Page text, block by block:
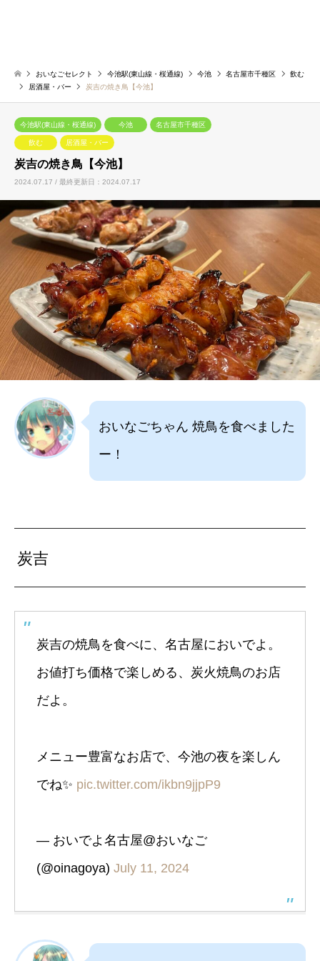
おいなごセレクト 今池駅(東山線・桜通線) 今池 名古屋市千種区
飲む
居酒屋・バー
炭吉の焼き鳥【今池】
今池駅(東山線・桜通線) 今池 名古屋市千種区
飲む 居酒屋・バー
炭吉の焼き鳥【今池】
2024.07.17 / 最終更新日：2024.07.17
おいなごちゃん 焼鳥を食べました
ー！
炭吉
炭吉の焼鳥を食べに、名古屋においでよ。
お値打ち価格で楽しめる、炭火焼鳥のお店
だよ。
メニュー豊富なお店で、今池の夜を楽しん
でね✨️ pic.twitter.com/ikbn9jjpP9
— おいでよ名古屋@おいなご
(@oinagoya) July 11, 2024